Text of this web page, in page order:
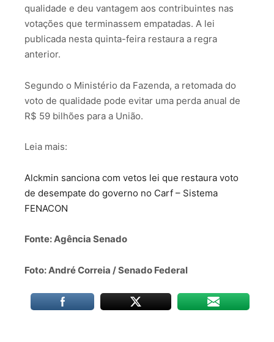
qualidade e deu vantagem aos contribuintes nas
votações que terminassem empatadas. A lei
publicada nesta quinta-feira restaura a regra
anterior.
Segundo o Ministério da Fazenda, a retomada do
voto de qualidade pode evitar uma perda anual de
R$ 59 bilhões para a União.
Leia mais:
Alckmin sanciona com vetos lei que restaura voto
de desempate do governo no Carf – Sistema
FENACON
Fonte: Agência Senado
Foto: André Correia / Senado Federal